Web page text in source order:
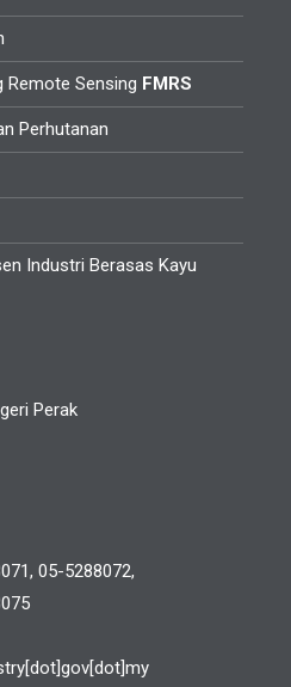
Remote Sensing FMRS
Perhutanan
Industri Berasas Kayu
Perak
05-5288072,